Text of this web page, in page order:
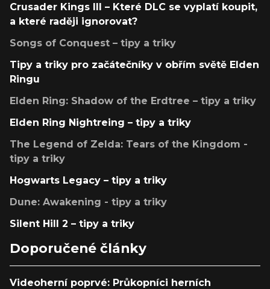
Crusader Kings III – Které DLC se vyplatí koupit,
a které raději ignorovat?
Songs of Conquest – tipy a triky
Tipy a triky pro začátečníky v obřím světě Elden
Ringu
Elden Ring: Shadow of the Erdtree – tipy a triky
Elden Ring Nightreing – tipy a triky
The Legend of Zelda: Tears of the Kingdom -
tipy a triky
Hogwarts Legacy – tipy a triky
Dune: Awakening - tipy a triky
Silent Hill 2 – tipy a triky
Doporučené články
Videoherní poprvé: Průkopníci herních